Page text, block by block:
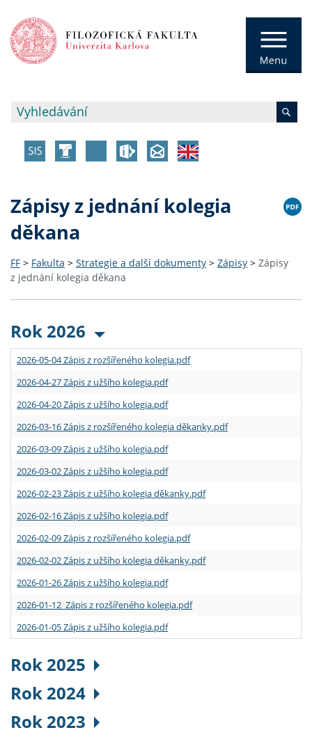
Zápisy z jednání kolegia
děkana
FF > Fakulta > Strategie a další dokumenty > Zápisy > Zápisy
z jednání kolegia děkana
Rok 2026
2026-05-04 Zápis z rozšířeného kolegia.pdf
2026-04-27 Zápis z užšího kolegia.pdf
2026-04-20 Zápis z užšího kolegia.pdf
2026-03-16 Zápis z rozšířeného kolegia děkanky.pdf
2026-03-09 Zápis z užšího kolegia.pdf
2026-03-02 Zápis z užšího kolegia.pdf
2026-02-23 Zápis z užšího kolegia děkanky.pdf
2026-02-16 Zápis z užšího kolegia.pdf
2026-02-09 Zápis z rozšířeného kolegia.pdf
2026-02-02 Zápis z užšího kolegia děkanky.pdf
2026-01-26 Zápis z užšího kolegia.pdf
2026-01-12 Zápis z rozšířeného kolegia.pdf
2026-01-05 Zápis z užšího kolegia.pdf
Rok 2025
Rok 2024
Rok 2023